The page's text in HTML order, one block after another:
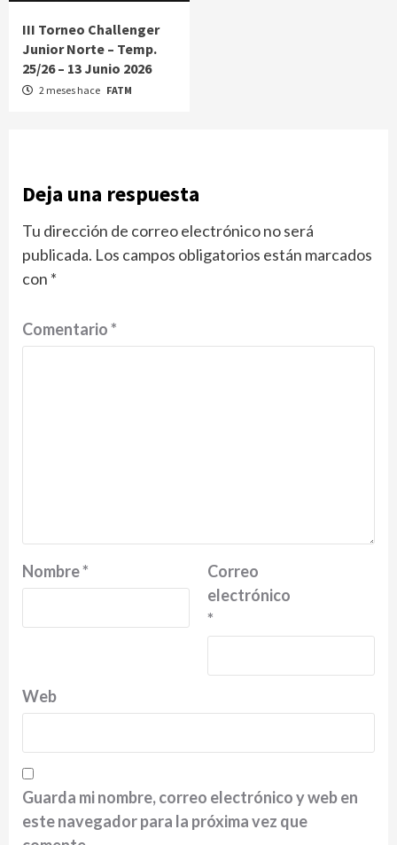
III Torneo Challenger
Junior Norte – Temp.
25/26 – 13 Junio 2026
2 meses hace FATM
Deja una respuesta
Tu dirección de correo electrónico no ser
publicada. Los campos obligatorios están marcados
con *
Comentario*
Nombre*
Correo
electrónico
*
Web
Guarda mi nombre, correo electrónico y web en
este navegador para la próxima vez que